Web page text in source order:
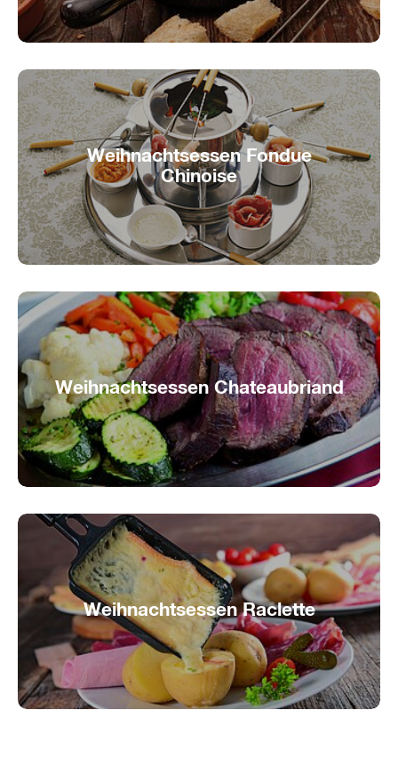
Weihnachtsessen Fondue
Chinoise
Fondue-Chinoise-Schiff mieten
Weihnachtsessen Chateaubriand
Chateaubriand-Schiff mieten
Weihnachtsessen Raclette
Raclette-Schiff mieten